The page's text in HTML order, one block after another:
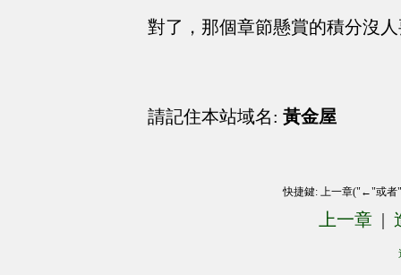
對了，那個章節懸賞的積分沒
請記住本站域名: 黃金屋
快捷鍵: 上一章("←"或
上一章 |